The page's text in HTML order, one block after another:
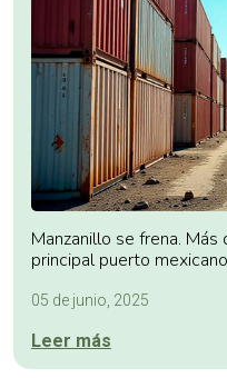
Manzanillo se frena.
principal puerto mexicano
05 de junio, 2025
Leer más